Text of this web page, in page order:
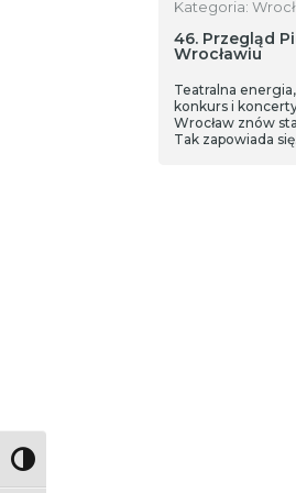
Toggle High Contrast
Kategoria:
46. Przegląd
Wrocławiu
Teatralna
konkurs i
Wrocław znów
Tak zapowiada